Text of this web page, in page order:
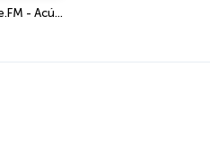
Vagalume.FM - Acústico